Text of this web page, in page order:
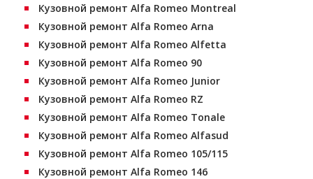
Кузовной ремонт Alfa Romeo Montreal
Кузовной ремонт Alfa Romeo Arna
Кузовной ремонт Alfa Romeo Alfetta
Кузовной ремонт Alfa Romeo 90
Кузовной ремонт Alfa Romeo Junior
Кузовной ремонт Alfa Romeo RZ
Кузовной ремонт Alfa Romeo Tonale
Кузовной ремонт Alfa Romeo Alfasud
Кузовной ремонт Alfa Romeo 105/115
Кузовной ремонт Alfa Romeo 146